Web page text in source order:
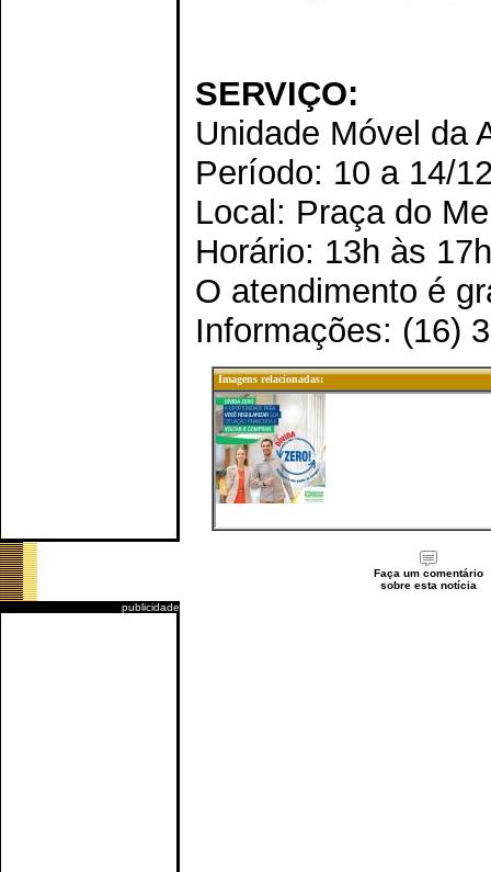
publicidade
SERVIÇO:
Unidade Móvel da
Período: 10 a 14/
Local: Praça do
Horário: 13h às 17h
O atendimento é
Informações: (16)
Imagens relacionadas:
Faça um comentário
sobre esta notícia